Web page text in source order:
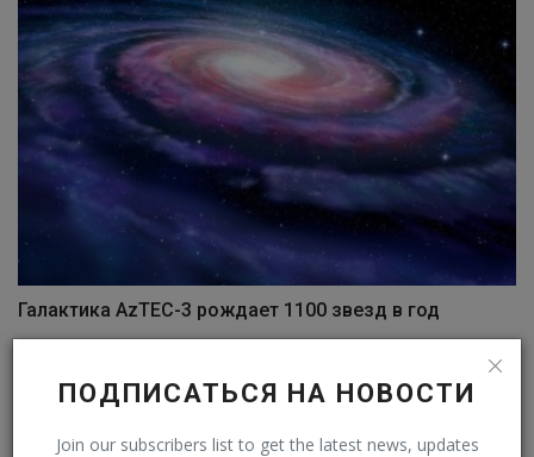
ПОДПИСАТЬСЯ НА НОВОСТИ
Join our subscribers list to get the latest news, updates
Галактика AzTEC-3 рождает 1100 звезд в год
Владимир К. Дек 28, 2022 0 320